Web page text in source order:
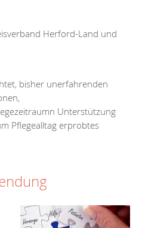
Herford-Land und
bisher unerfahrenden
Unterstützung
Pflegealltag erprobtes